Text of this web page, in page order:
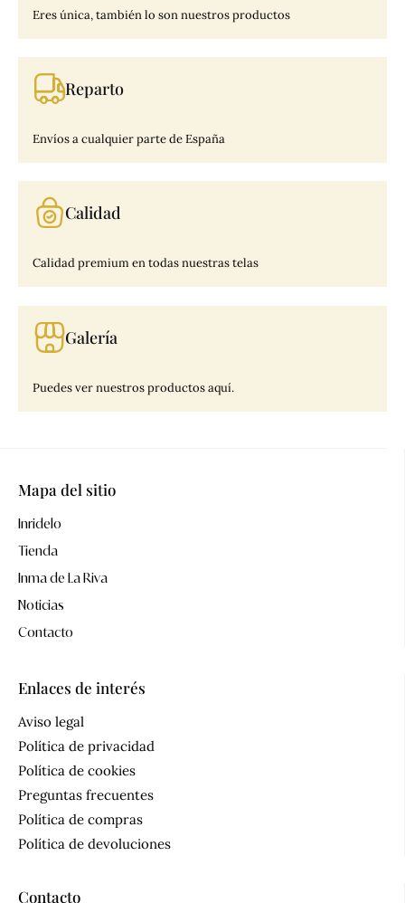
Eres única, también lo son nuestros productos
Reparto
Envíos a cualquier parte de España
Calidad
Calidad premium en todas nuestras telas
Galería
Puedes ver nuestros productos aquí.
Mapa del sitio
Inridelo
Tienda
Inma de La Riva
Noticias
Contacto
Enlaces de interés
Aviso legal
Política de privacidad
Política de cookies
Preguntas frecuentes
Política de compras
Política de devoluciones
Contacto